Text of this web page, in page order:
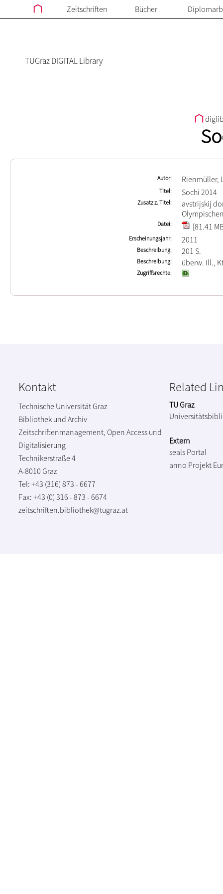
Zeitschriften Bücher
TUGraz DIGITAL Library
Autor Rienmüller,
Titel Sochi 2014
Zusatz z. Titel
avstrijskij
Datei [81.41
Erscheinungsjahr 2011
Beschreibung 201 S.
Beschreibung überw. Ill.,
Zugriffsrechte
Kontakt
Technische Universität Graz
Bibliothek und Archiv
Zeitschriftenmanagement, Open Access und
Digitalisierung
Technikerstraße 4
A-8010 Graz
Tel: +43 (316) 873 - 6677
Fax: +43 (0) 316 - 873 - 6674
zeitschriften.bibliothek@tugraz.at
Related
TU Graz
Extern
seals Portal
anno Projekt